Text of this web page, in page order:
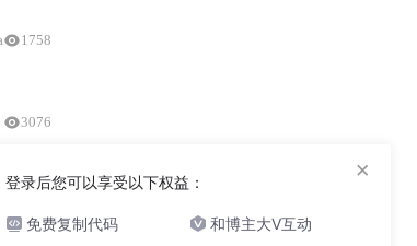
1758
3076
登录后您可以享受以下权益：
免费复制代码 和博主大V互动
×